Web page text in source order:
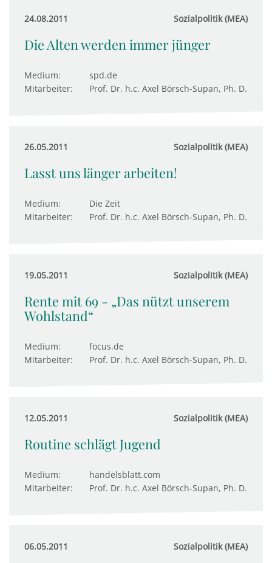
24.08.2011 Sozialpolitik (MEA)
Die Alten werden immer jünger
Medium:
spd.de
Mitarbeiter:
Prof. Dr. h.c. Axel Börsch-Supan, Ph. D.
26.05.2011 Sozialpolitik (MEA)
Lasst uns länger arbeiten!
Medium:
Die Zeit
Mitarbeiter:
Prof. Dr. h.c. Axel Börsch-Supan, Ph. D.
19.05.2011 Sozialpolitik (MEA)
Rente mit 69 - „Das nützt unserem
Wohlstand“
Medium:
focus.de
Mitarbeiter:
Prof. Dr. h.c. Axel Börsch-Supan, Ph. D.
12.05.2011 Sozialpolitik (MEA)
Routine schlägt Jugend
Medium:
handelsblatt.com
Mitarbeiter:
Prof. Dr. h.c. Axel Börsch-Supan, Ph. D.
06.05.2011 Sozialpolitik (MEA)